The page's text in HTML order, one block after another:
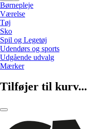
Børnepleje
Værelse
Tøj
Sko
Spil og Legetøj
Udendørs og sports
Udgående udvalg
Mærker
Tilføjer til kurv...